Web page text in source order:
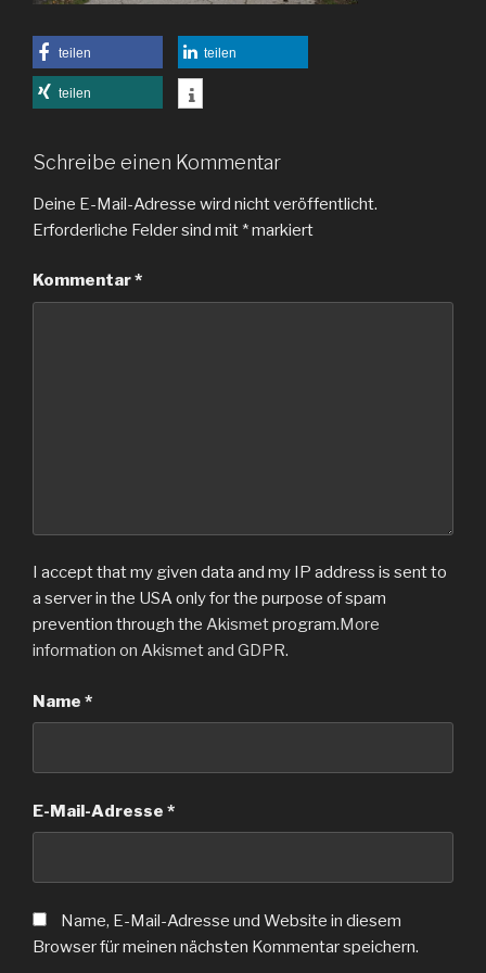
teilen teilen
teilen
Schreibe einen Kommentar
Deine E-Mail-Adresse wird nicht veröffentlicht.
Erforderliche Felder sind mit *markiert
Kommentar*
I accept that my given data and my IP address is sent to
a server in the USA only for the purpose of spam
prevention through the Akismetprogram.More
information on Akismet and GDPR.
Name *
E-Mail-Adresse *
Name, E-Mail-Adresse und Website in diesem
Browser für meinen nächsten Kommentar speichern.